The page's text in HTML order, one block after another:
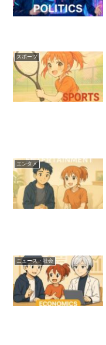
スポーツ
エンタメ
ニュース・社会